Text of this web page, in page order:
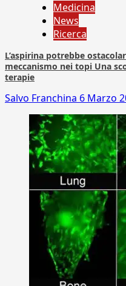
Medicina
News
Ricerca
L’aspirina potrebbe
meccanismo nei topi Una
terapie
Salvo Franchina 6 Marzo